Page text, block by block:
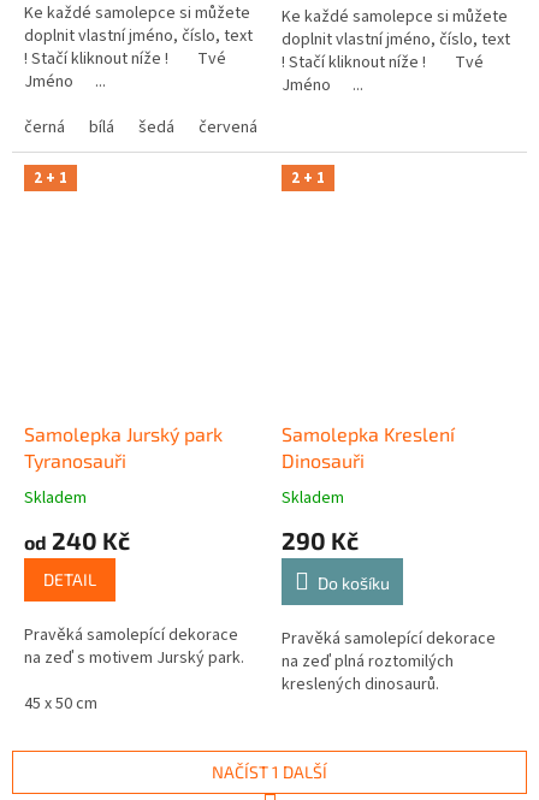
Ke každé samolepce si můžete
doplnit vlastní jméno, číslo, text
! Stačí kliknout níže ! Tvé
Jméno ...
černá
bílá šedá červená
Ke každé samolepce si můžete
doplnit vlastní jméno, číslo, text
! Stačí kliknout níže ! Tvé
Jméno ...
2 + 1
Samolepka Jurský park
Tyranosauři
Skladem
od 240 Kč
DETAIL
Pravěká samolepící dekorace
na zeď s motivem Jurský park.
45 x 50 cm
2 + 1
Samolepka Kreslení
Dinosauři
Skladem
290 Kč
Do košíku
Pravěká samolepící dekorace
na zeď plná roztomilých
kreslených dinosaurů.
NAČÍST 1 DALŠÍ